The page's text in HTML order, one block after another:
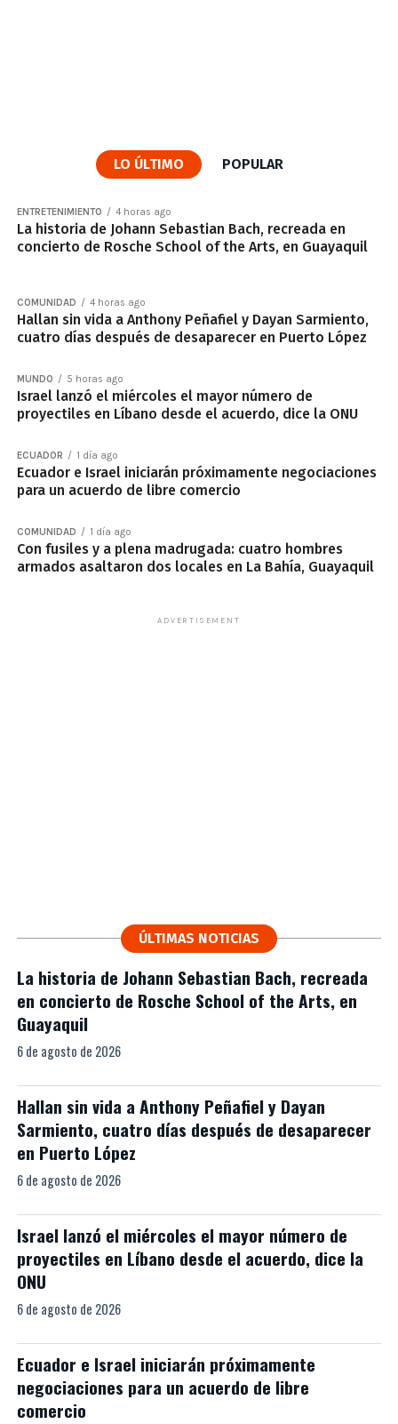
LO ÚLTIMO POPULAR
ENTRETENIMIENTO 4 horas ago
La historia de Johann Sebastian Bach, recreada en
concierto de Rosche School of the Arts, en Guayaquil
COMUNIDAD 4 horas ago
Hallan sin vida a Anthony Peñafiel y Dayan Sarmiento,
cuatro días después de desaparecer en Puerto López
MUNDO 5 horas ago
Israel lanzó el miércoles el mayor número de
proyectiles en Líbano desde el acuerdo, dice la ONU
ECUADOR 1 día ago
Ecuador e Israel iniciarán próximamente negociaciones
para un acuerdo de libre comercio
COMUNIDAD 1 día ago
Con fusiles y a plena madrugada: cuatro hombres
armados asaltaron dos locales en La Bahía, Guayaquil
ADVERTISEMENT
ÚLTIMAS NOTICIAS
La historia de Johann Sebastian Bach, recreada
en concierto de Rosche School of the Arts, en
Guayaquil
6 de agosto de 2026
Hallan sin vida a Anthony Peñafiel y Dayan
Sarmiento, cuatro días después de desaparecer
en Puerto López
6 de agosto de 2026
Israel lanzó el miércoles el mayor número de
proyectiles en Líbano desde el acuerdo, dice la
ONU
6 de agosto de 2026
Ecuador e Israel iniciarán próximamente
negociaciones para un acuerdo de libre
comercio